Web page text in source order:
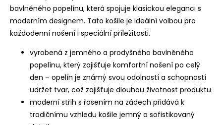
bavlněného popelínu, která spojuje klasickou eleganci s
moderním designem. Tato košile je ideální volbou pro
každodenní nošení i speciální příležitosti.
vyrobená z jemného a prodyšného bavlněného
popelínu, který zajišťuje komfortní nošení po celý
den – opelín je známý svou odolností a schopností
udržet tvar, což zajišťuje dlouhou životnost produktu
moderní střih s řasením na zádech přidává k
tradičnímu vzhledu košile jemný a sofistikovaný